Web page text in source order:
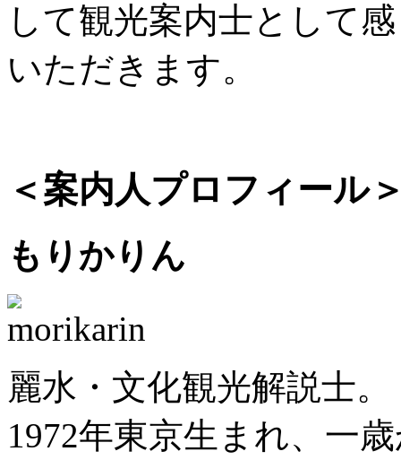
して観光案内士として
いただきます。
＜案内人プロフィール
もりかりん
麗水・文化観光解説士。
1972年東京生まれ、一